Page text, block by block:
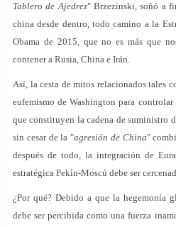
Tablero de Ajedrez" Brzezinski, soñó a
china desde dentro, todo camino a la
Obama de 2015, que no es más que
contener a Rusia, China e Irán.
Así, la cesta de mitos relacionados tales
eufemismo de Washington para
que constituyen la cadena de suministro
sin cesar de la "agresión de China"
después de todo, la integración de
estratégica Pekín-Moscú debe ser
¿Por qué? Debido a que la hegemonía
debe ser percibida como una fuerza